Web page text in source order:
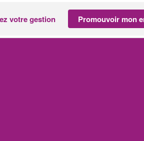
votre gestion Promouvoir mon